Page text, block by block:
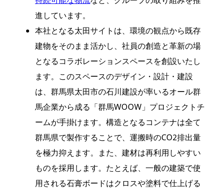
進しています。
本社となる太田サイトは、環境の観点から既存
建物をそのまま活かし、社員の創造と革新の場
となるコラボレーションスペースを創設いたし
ます。このスペースのデザイン・設計・建設
は、群馬県太田市の石川建設が率いるオール群
馬企業から成る「群馬WOOW」プロジェクトチ
ームが手掛けます。構造となるコンテナは全て
群馬県で製作することで、運搬時のCO2排出量
を極力抑えます。また、建材は再利用しやすい
ものを採用します。たとえば、一般の建築で使
用される石膏ボードはクロスや塗料で仕上げる